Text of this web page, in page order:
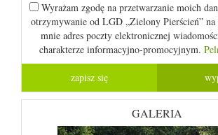
Wyrażam zgodę na przetwarzanie moich
otrzymywanie od LGD „Zielony Pierścień” na
mnie adres poczty elektronicznej
charakterze informacyjno-promocyjnym.
GALERIA